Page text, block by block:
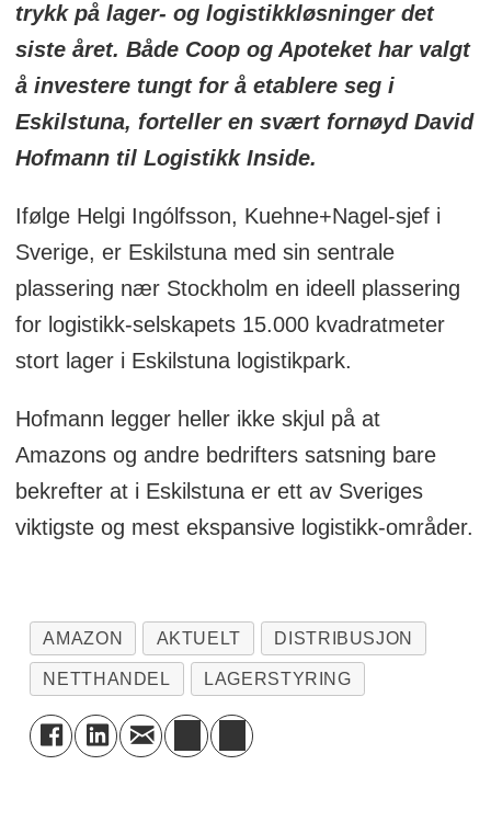
trykk på lager- og logistikkløsninger det
siste året. Både Coop og Apoteket har valgt
å investere tungt for å etablere seg i
Eskilstuna, forteller en svært fornøyd David
Hofmann til Logistikk Inside.
Ifølge Helgi Ingólfsson, Kuehne+Nagel-sjef i
Sverige, er Eskilstuna med sin sentrale
plassering nær Stockholm en ideell plassering
for logistikk-selskapets 15.000 kvadratmeter
stort lager i Eskilstuna logistikpark.
Hofmann legger heller ikke skjul på at
Amazons og andre bedrifters satsning bare
bekrefter at i Eskilstuna er ett av Sveriges
viktigste og mest ekspansive logistikk-områder.
AMAZON AKTUELT DISTRIBUSJON
NETTHANDEL LAGERSTYRING